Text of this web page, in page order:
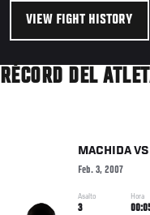
VIEW FIGHT HISTORY
RÉCORD DEL
MACHIDAVS
Feb. 3, 2007
Asalto
3
Hora